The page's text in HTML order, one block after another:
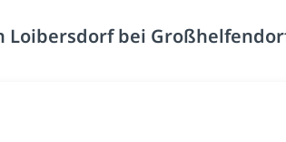
bei